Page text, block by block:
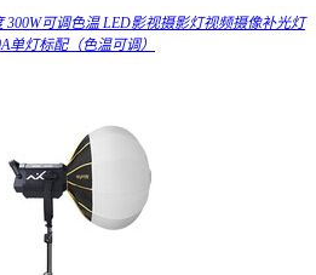
300W可调色温 LED影视摄影灯视频摄像补光灯
单灯标配（色温可调）